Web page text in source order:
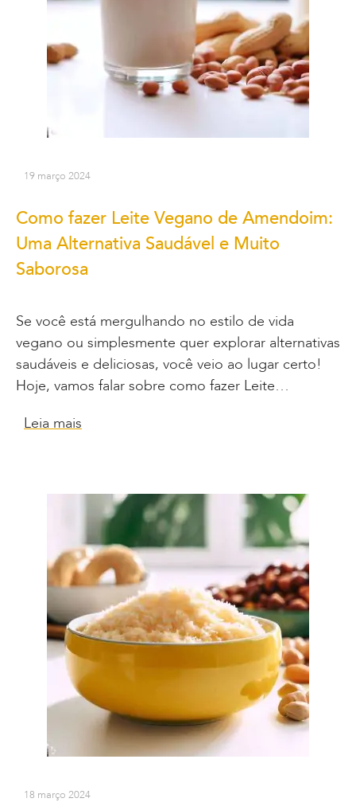
19 março 2024
Como fazer Leite Vegano de Amendoim:
Uma Alternativa Saudável e Muito
Saborosa
Se você está mergulhando no estilo de vida
vegano ou simplesmente quer explorar alternativas
saudáveis e deliciosas, você veio ao lugar certo!
Hoje, vamos falar sobre como fazer Leite…
Leia mais
18 março 2024